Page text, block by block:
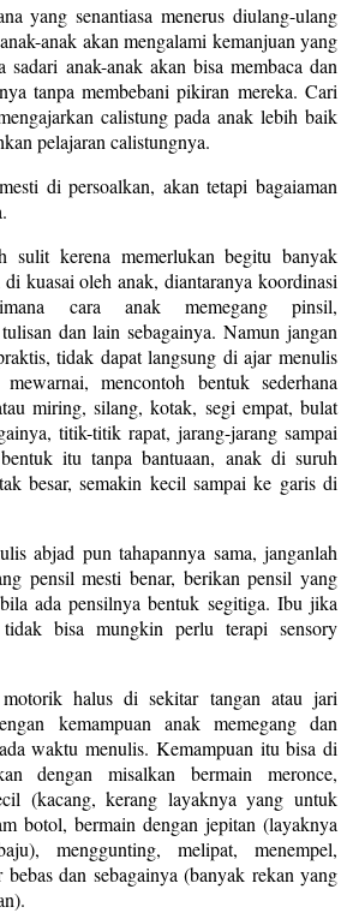
yang senantiasa menerus diulang-ulang
anak akan mengalami kemanjuan yang
sadari anak-anak akan bisa membaca dan
tanpa membebani pikiran mereka. Cari
calistung pada anak lebih baik
pelajaran calistungnya.
di persoalkan, akan tetapi bagaiaman
sulit kerena memerlukan begitu banyak
kuasai oleh anak, diantaranya koordinasi
cara anak memegang pinsil,
dan lain sebagainya. Namun jangan
tidak dapat langsung di ajar menulis
mencontoh bentuk sederhana
miring, silang, kotak, segi empat, bulat
titik-titik rapat, jarang-jarang sampai
itu tanpa bantuaan, anak di suruh
besar, semakin kecil sampai ke garis di
abjad pun tahapannya sama, janganlah
pensil mesti benar, berikan pensil yang
ada pensilnya bentuk segitiga. Ibu jika
bisa mungkin perlu terapi sensory
motorik halus di sekitar tangan atau jari
kemampuan anak memegang dan
waktu menulis. Kemampuan itu bisa di
dengan misalkan bermain meronce,
(kacang, kerang layaknya yang untuk
botol, bermain dengan jepitan (layaknya
menggunting, melipat, menempel,
bebas dan sebagainya (banyak rekan yang